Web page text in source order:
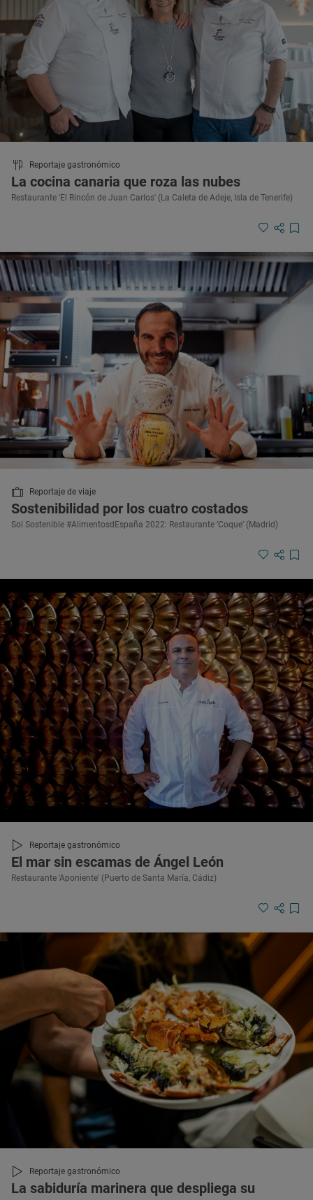
Reportaje gastronómico
La cocina canaria que roza las nubes
Restaurante 'El Rincón de Juan Carlos' (La Caleta de Adeje, Isla de Tenerife)
Reportaje de viaje
Sostenibilidad por los cuatro costados
Sol Sostenible #AlimentosdEspaña 2022: Restaurante ‘Coque’ (Madrid)
Reportaje gastronómico
El mar sin escamas de Ángel León
Restaurante 'Aponiente' (Puerto de Santa María, Cádiz)
Reportaje gastronómico
La sabiduría marinera que despliega su